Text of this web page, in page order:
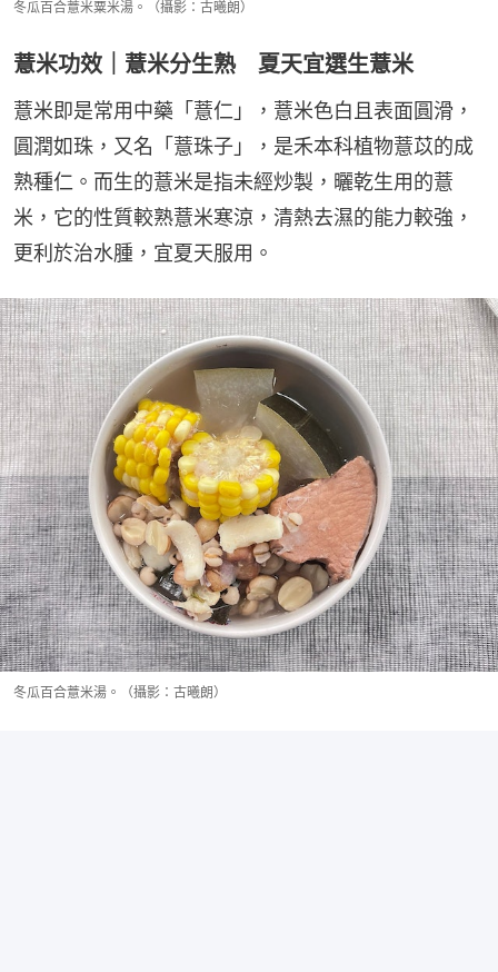
冬瓜百合薏米粟米湯。（攝影：古曦朗）
薏米功效｜薏米分生熟 夏天宜選生薏米
薏米即是常用中藥「薏仁」，薏米色白且表面圓滑，
圓潤如珠，又名「薏珠子」，是禾本科植物薏苡的成
熟種仁。而生的薏米是指未經炒製，曬乾生用的薏
米，它的性質較熟薏米寒涼，清熱去濕的能力較強，
更利於治水腫，宜夏天服用。
冬瓜百合薏米湯。（攝影：古曦朗）